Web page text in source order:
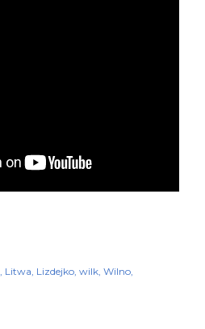
Litwa Lizdejko wilk Wilno